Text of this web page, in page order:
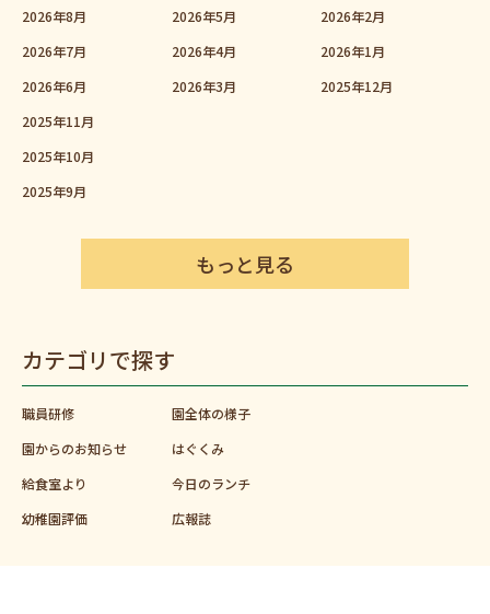
2026年8月
2026年7月
2026年6月
2026年5月
2026年4月
2026年3月
2026年2月
2026年1月
2025年12月
2025年11月
2025年10月
2025年9月
もっと見る
カテゴリで探す
職員研修
園からのお知らせ
給食室より
幼稚園評価
園全体の様子
はぐくみ
今日のランチ
広報誌